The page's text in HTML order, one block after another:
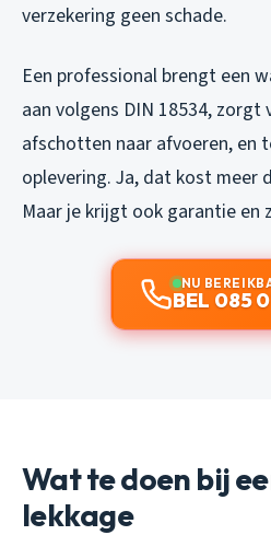
verzekering geen schade.
Een professional brengt een
aan volgens DIN 18534,
afschotten naar afvoeren, en
oplevering. Ja, dat kost meer
Maar je krijgt ook garantie en
NU
BEL 085
Wat te doen bij
lekkage